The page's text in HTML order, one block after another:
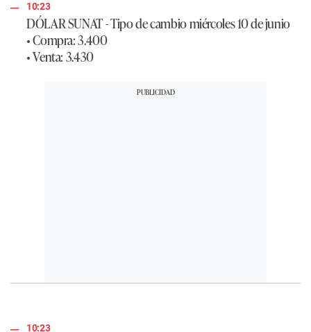
10:23
DÓLAR SUNAT - Tipo de cambio miércoles 10 de junio
• Compra: 3.400
• Venta: 3.430
10:23